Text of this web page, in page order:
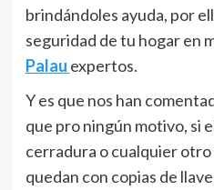
brindándoles ayuda, por
seguridad de tu hogar en
Palau expertos.
Y es que nos han
que pro ningún motivo, si
cerradura o cualquier
quedan con copias de